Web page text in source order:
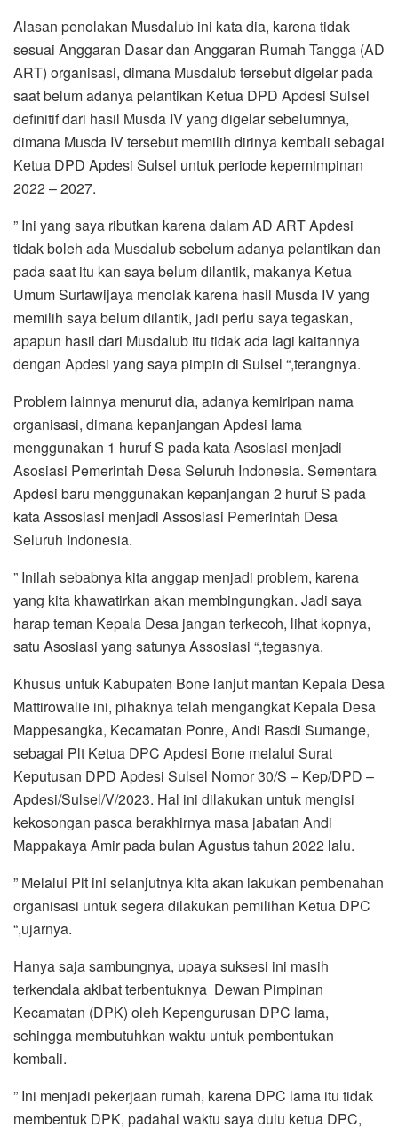
Alasan penolakan Musdalub ini kata dia, karena tidak
sesuai Anggaran Dasar dan Anggaran Rumah Tangga (AD
ART) organisasi, dimana Musdalub tersebut digelar pada
saat belum adanya pelantikan Ketua DPD Apdesi Sulsel
definitif dari hasil Musda IV yang digelar sebelumnya,
dimana Musda IV tersebut memilih dirinya kembali sebagai
Ketua DPD Apdesi Sulsel untuk periode kepemimpinan
2022 – 2027.
” Ini yang saya ributkan karena dalam AD ART Apdesi
tidak boleh ada Musdalub sebelum adanya pelantikan dan
pada saat itu kan saya belum dilantik, makanya Ketua
Umum Surtawijaya menolak karena hasil Musda IV yang
memilih saya belum dilantik, jadi perlu saya tegaskan,
apapun hasil dari Musdalub itu tidak ada lagi kaitannya
dengan Apdesi yang saya pimpin di Sulsel “,terangnya.
Problem lainnya menurut dia, adanya kemiripan nama
organisasi, dimana kepanjangan Apdesi lama
menggunakan 1 huruf S pada kata Asosiasi menjadi
Asosiasi Pemerintah Desa Seluruh Indonesia. Sementara
Apdesi baru menggunakan kepanjangan 2 huruf S pada
kata Assosiasi menjadi Assosiasi Pemerintah Desa
Seluruh Indonesia.
” Inilah sebabnya kita anggap menjadi problem, karena
yang kita khawatirkan akan membingungkan. Jadi saya
harap teman Kepala Desa jangan terkecoh, lihat kopnya,
satu Asosiasi yang satunya Assosiasi “,tegasnya.
Khusus untuk Kabupaten Bone lanjut mantan Kepala Desa
Mattirowalie ini, pihaknya telah mengangkat Kepala Desa
Mappesangka, Kecamatan Ponre, Andi Rasdi Sumange,
sebagai Plt Ketua DPC Apdesi Bone melalui Surat
Keputusan DPD Apdesi Sulsel Nomor 30/S – Kep/DPD –
Apdesi/Sulsel/V/2023. Hal ini dilakukan untuk mengisi
kekosongan pasca berakhirnya masa jabatan Andi
Mappakaya Amir pada bulan Agustus tahun 2022 lalu.
” Melalui Plt ini selanjutnya kita akan lakukan pembenahan
organisasi untuk segera dilakukan pemilihan Ketua DPC
“,ujarnya.
Hanya saja sambungnya, upaya suksesi ini masih
terkendala akibat terbentuknya Dewan Pimpinan
Kecamatan (DPK) oleh Kepengurusan DPC lama,
sehingga membutuhkan waktu untuk pembentukan
kembali.
” Ini menjadi pekerjaan rumah, karena DPC lama itu tidak
membentuk DPK, padahal waktu saya dulu ketua DPC,